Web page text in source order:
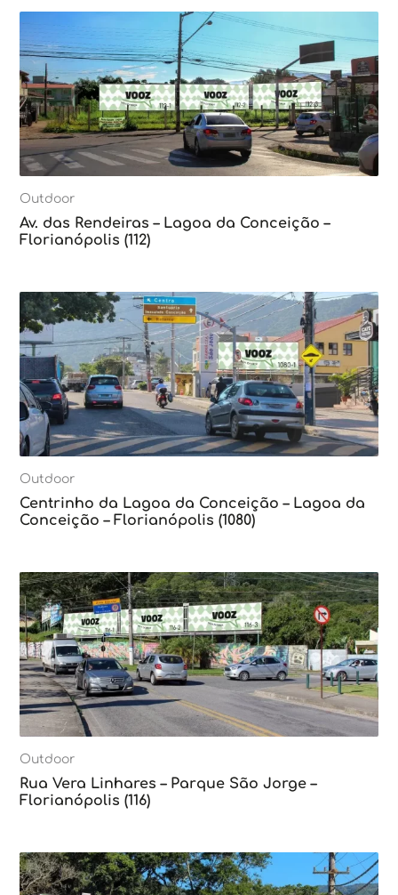
Outdoor
Av. das Rendeiras – Lagoa da Conceição –
Florianópolis (112)
Outdoor
Centrinho da Lagoa da Conceição – Lagoa da
Conceição – Florianópolis (1080)
Outdoor
Rua Vera Linhares – Parque São Jorge –
Florianópolis (116)